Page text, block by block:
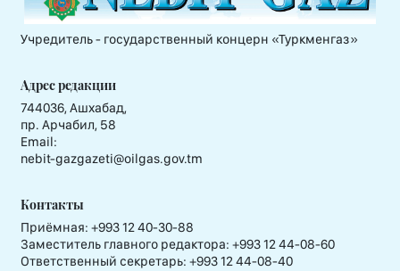
Учредитель - государственный концерн «Туркменгаз»
Адрес редакции
744036, Ашхабад,
пр. Арчабил, 58
Email:
nebit-gazgazeti@oilgas.gov.tm
Контакты
Приёмная: +993 12 40-30-88
Заместитель главного редактора: +993 12 44-08-60
Ответственный секретарь: +993 12 44-08-40